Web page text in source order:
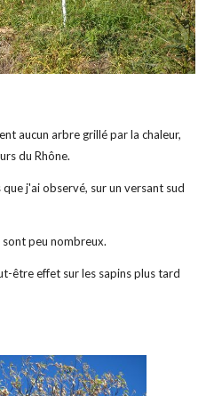
aucun arbre grillé par la chaleur,
du Rhône.
j'ai observé, sur un versant sud
sont peu nombreux.
être effet sur les sapins plus tard